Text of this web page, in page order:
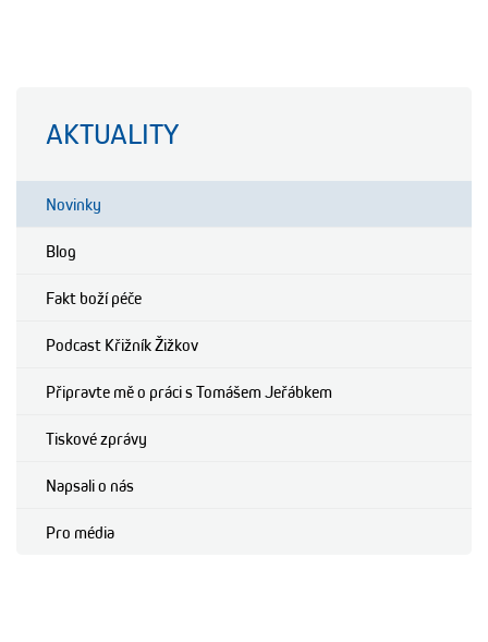
AKTUALITY
Novinky
Blog
Fakt boží péče
Podcast Křižník Žižkov
Připravte mě o práci s Tomášem Jeřábkem
Tiskové zprávy
Napsali o nás
Pro média